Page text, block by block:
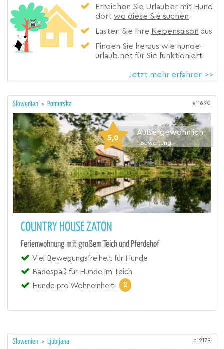
Erreichen Sie Urlauber mit Hund
dort wo diese Sie suchen
Lasten Sie Ihre Nebensaison aus
Finden Sie heraus wie hunde-
urlaub.net für Sie funktioniert
Jetzt mehr erfahren >>
Slowenien > Pomurska a11690
5,0
Außergewöhnlich
1 Bewertung
COUNTRY HOUSE ZATON
Ferienwohnung mit großem Teich und Pferdehof
Viel Bewegungsfreiheit für Hunde
Badespaß für Hunde im Teich
Hunde pro Wohneinheit
2
Slowenien > Ljubljana a12179